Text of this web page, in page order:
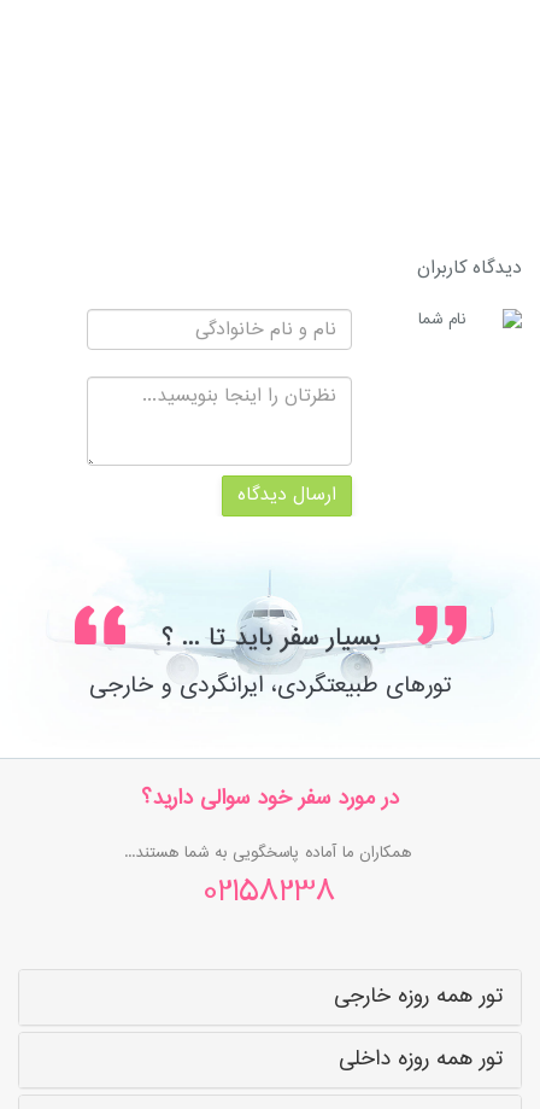
دیدگاه کاربران
نام شما
ارسال دیدگاه
بسیار سفر باید تا ... ؟
تورهای طبیعتگردی، ایرانگردی و خارجی
در مورد سفر خود سوالی دارید؟
همکاران ما آماده پاسخگویی به شما هستند...
02158238
تور همه روزه خارجی
تور همه روزه داخلی